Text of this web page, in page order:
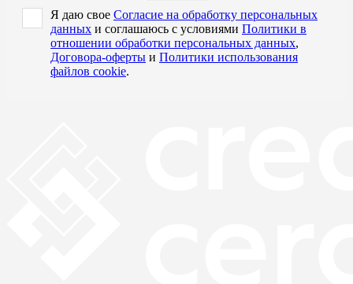
Я даю свое Согласие на обработку персональных
данных и соглашаюсь с условиями Политики в
отношении обработки персональных данных,
Договора-оферты и Политики использования
файлов cookie.